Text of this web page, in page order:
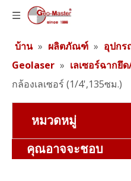
บ้าน » ผลิตภัณฑ์ » อุปก
Geolaser » เลเซอร์ฉากยึ
กล้องเลเซอร์ (1/4',135ซม.)
หมวดหมู่
คุณอาจจะชอบ